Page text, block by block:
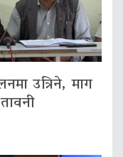
उत्रिने, माग